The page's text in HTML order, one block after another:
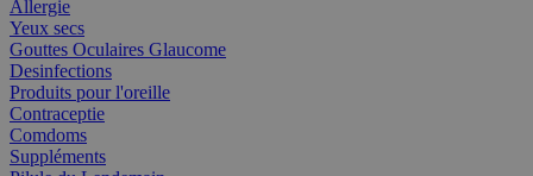
Allergie
Yeux secs
Gouttes Oculaires Glaucome
Desinfections
Produits pour l'oreille
Contraceptie
Comdoms
Suppléments